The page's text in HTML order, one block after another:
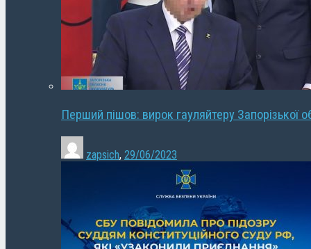
Перший пішов: вирок гауляйтеру Запорізької
zapsich, 29/06/2023